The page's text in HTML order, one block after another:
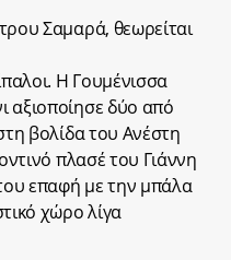
Σαμαρά, θεωρείται
Η Γουμένισσα
αξιοποίησε δύο από
βολίδα του Ανέστη
πλασέ του Γιάννη
επαφή με την μπάλα
χώρο λίγα